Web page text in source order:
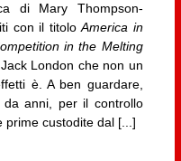
di Mary Thompson-
con il titoloAmerica in
in the Melting
London che non un
è. A ben guardare,
anni, per il controllo
prime custodite dal [...]